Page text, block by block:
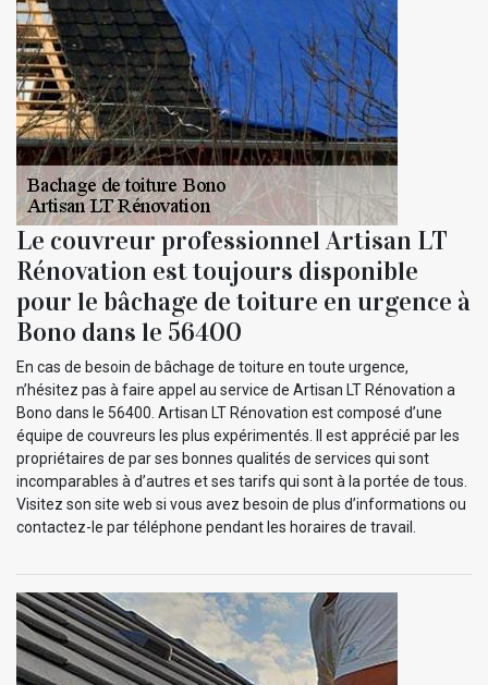
Le couvreur professionnel Artisan LT
Rénovation est toujours disponible
pour le bâchage de toiture en urgence à
Bono dans le 56400
En cas de besoin de bâchage de toiture en toute urgence,
n’hésitez pas à faire appel au service de Artisan LT Rénovation a
Bono dans le 56400. Artisan LT Rénovation est composé d’une
équipe de couvreurs les plus expérimentés. Il est apprécié par les
propriétaires de par ses bonnes qualités de services qui sont
incomparables à d’autres et ses tarifs qui sont à la portée de tous.
Visitez son site web si vous avez besoin de plus d’informations ou
contactez-le par téléphone pendant les horaires de travail.